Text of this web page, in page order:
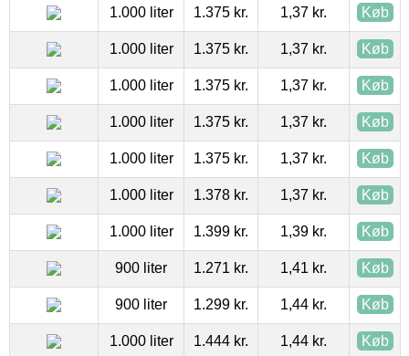
1.000 liter 1.375 kr. 1,37 kr. Køb
1.000 liter 1.375 kr. 1,37 kr. Køb
1.000 liter 1.375 kr. 1,37 kr. Køb
1.000 liter 1.375 kr. 1,37 kr. Køb
1.000 liter 1.375 kr. 1,37 kr. Køb
1.000 liter 1.378 kr. 1,37 kr. Køb
1.000 liter 1.399 kr. 1,39 kr. Køb
900 liter 1.271 kr. 1,41 kr. Køb
900 liter 1.299 kr. 1,44 kr. Køb
1.000 liter 1.444 kr. 1,44 kr. Køb